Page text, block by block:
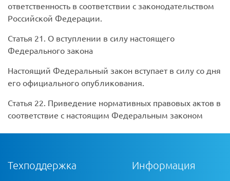
ответственность в соответствии с законодательством
Российской Федерации.
Статья 21. О вступлении в силу настоящего
Федерального закона
Настоящий Федеральный закон вступает в силу со дня
его официального опубликования.
Статья 22. Приведение нормативных правовых актов в
соответствие с настоящим Федеральным законом
Техподдержка Информация